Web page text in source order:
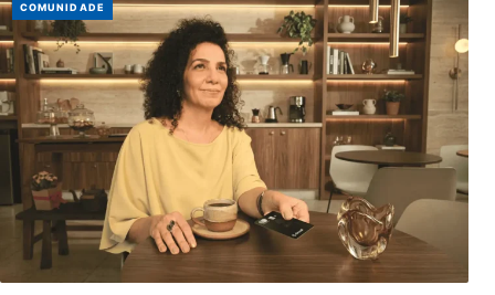
COMUNIDADE